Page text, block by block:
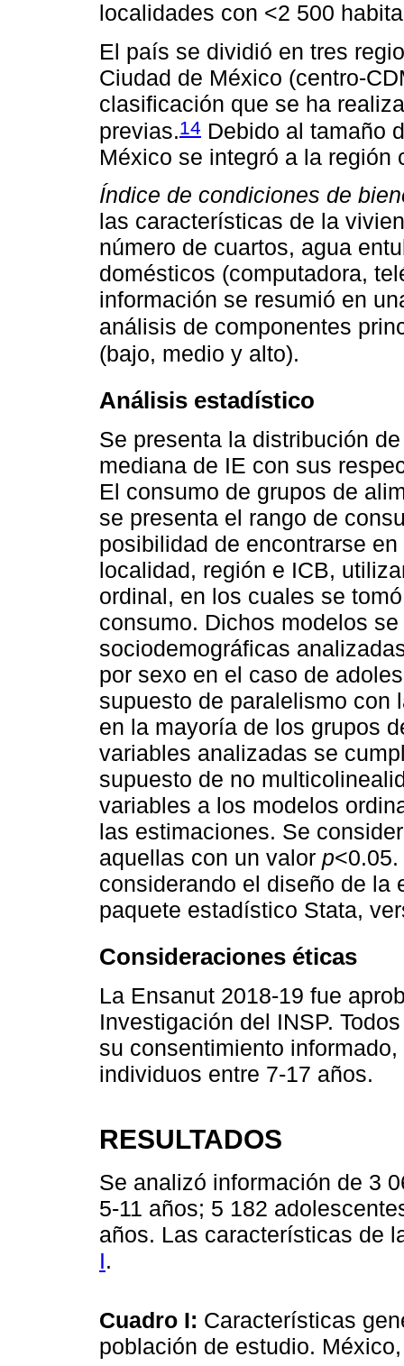
localidades con <2 500
El país se dividió en tres
Ciudad de México (centro-
clasificación que se ha
previas.14 Debido al tamaño
México se integró a la región
Índice de condiciones de
las características de la
número de cuartos, agua
domésticos (computadora,
información se resumió en
análisis de componentes
(bajo, medio y alto).
Análisis estadístico
Se presenta la distribución
mediana de IE con sus
El consumo de grupos de
se presenta el rango de
posibilidad de encontrarse
localidad, región e ICB,
ordinal, en los cuales se
consumo. Dichos modelos
sociodemográficas
por sexo en el caso de
supuesto de paralelismo con
en la mayoría de los grupos
variables analizadas se
supuesto de no
variables a los modelos
las estimaciones. Se
aquellas con un valor p
considerando el diseño de la
paquete estadístico Stata,
Consideraciones éticas
La Ensanut 2018-19 fue
Investigación del INSP.
su consentimiento
individuos entre 7-17 años.
RESULTADOS
Se analizó información de 3
5-11 años; 5 182
años. Las características de
I.
Cuadro I: Características
población de estudio.